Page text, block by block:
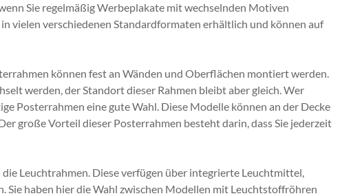
Sie regelmäßig Werbeplakate mit wechselnden Motiven
vielen verschiedenen Standardformaten erhältlich und können auf
können fest an Wänden und Oberflächen montiert werden.
werden, der Standort dieser Rahmen bleibt aber gleich. Wer
Posterrahmen eine gute Wahl. Diese Modelle können an der Decke
große Vorteil dieser Posterrahmen besteht darin, dass Sie jederzeit
Leuchtrahmen. Diese verfügen über integrierte Leuchtmittel,
Sie haben hier die Wahl zwischen Modellen mit Leuchtstoffröhren